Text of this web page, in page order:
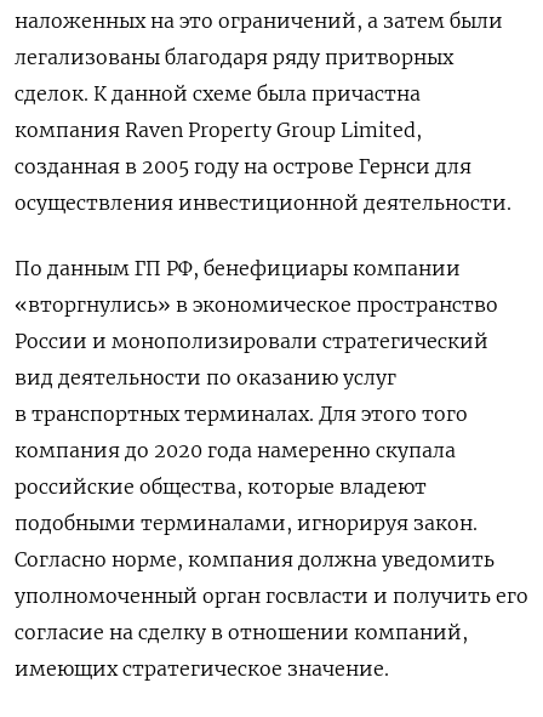
наложенных на это ограничений, а затем были
легализованы благодаря ряду притворных
сделок. К данной схеме была причастна
компания Raven Property Group Limited,
созданная в 2005 году на острове Гернси для
осуществления инвестиционной деятельности.
По данным ГП РФ, бенефициары компании
«вторгнулись» в экономическое пространство
России и монополизировали стратегический
вид деятельности по оказанию услуг
в транспортных терминалах. Для этого того
компания до 2020 года намеренно скупала
российские общества, которые владеют
подобными терминалами, игнорируя закон.
Согласно норме, компания должна уведомить
уполномоченный орган госвласти и получить его
согласие на сделку в отношении компаний,
имеющих стратегическое значение.